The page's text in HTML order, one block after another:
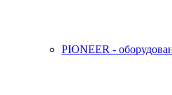
PIONEER -